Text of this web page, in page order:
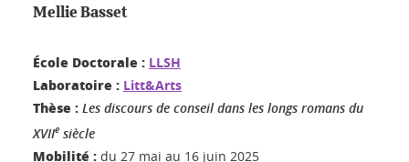
Mellie Basset
École Doctorale : LLSH
Laboratoire : Litt&Arts
Thèse : Les discours de conseil dans les longs romans du
XVIIe siècle
Mobilité : du 27 mai au 16 juin 2025